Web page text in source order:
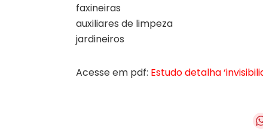
faxineiras
auxiliares de limpeza
jardineiros
Acesse em pdf: Estudo detalha